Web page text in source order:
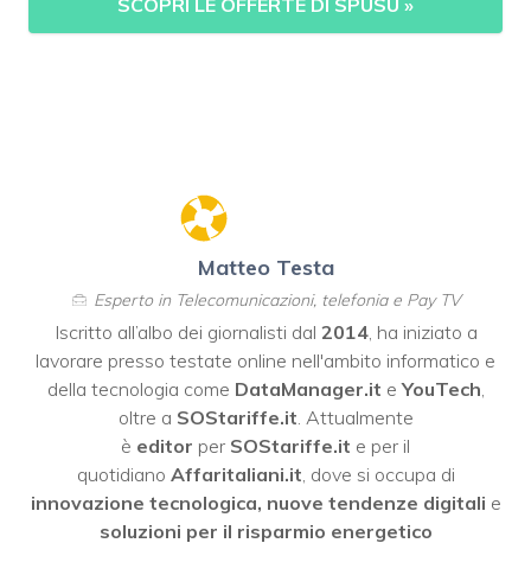
Matteo Testa
Esperto in Telecomunicazioni, telefonia e Pay TV
Iscritto all’albo dei giornalisti dal 2014, ha iniziato a
lavorare presso testate online nell'ambito informatico e
della tecnologia come DataManager.it eYouTech
oltre a SOStariffe.it . Attualmente
è editor per SOStariffe.it e per il
quotidiano Affaritaliani.it , dove si occupa di
innovazione tecnologica, nuove tendenze digitali e
soluzioni per il risparmio energetico